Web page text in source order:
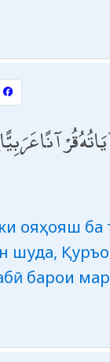
قُرْآنًا
ояҳояш ба
шуда,
барои